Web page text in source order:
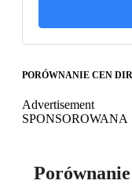
PORÓWNANIE CEN
Advertisement
SPONSOROWANA